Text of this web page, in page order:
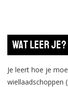
Wat leer je?
Je leert hoe je
wiellaadschoppen